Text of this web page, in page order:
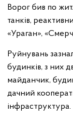
Ворог бив по
танків,
«Ураган»,
Руйнувань
будинків, з них
майданчик,
дачний
інфраструктура.